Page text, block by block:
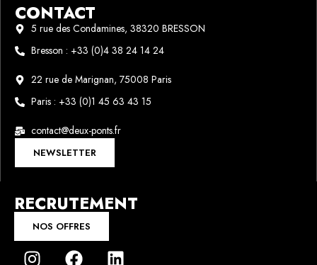
CONTACT
5 rue des Condamines, 38320 BRESSON
Bresson : +33 (0)4 38 24 14 24
22 rue de Marignan, 75008 Paris
Paris : +33 (0)1 45 63 43 15
contact@deux-ponts.fr
NEWSLETTER
RECRUTEMENT
NOS OFFRES